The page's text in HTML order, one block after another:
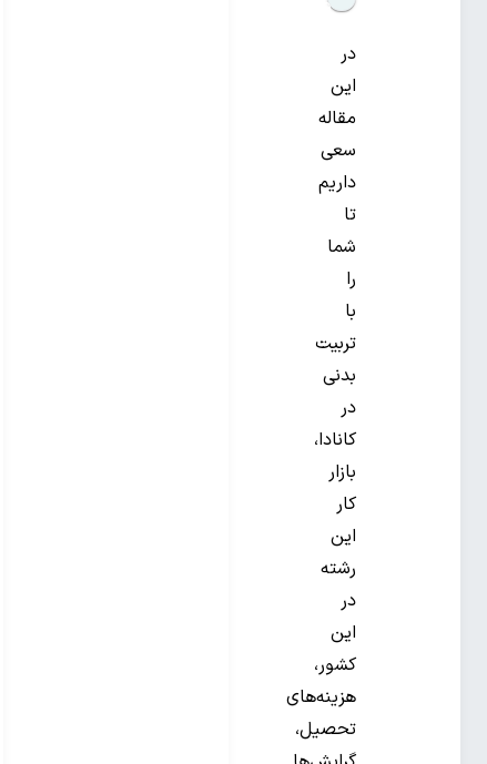
در
این
مقاله
سعی
داریم
تا
شما
را
با
تربیت
بدنی
در
کانادا،
بازار
کار
این
رشته
در
این
کشور،
هزینه‌های
تحصیل،